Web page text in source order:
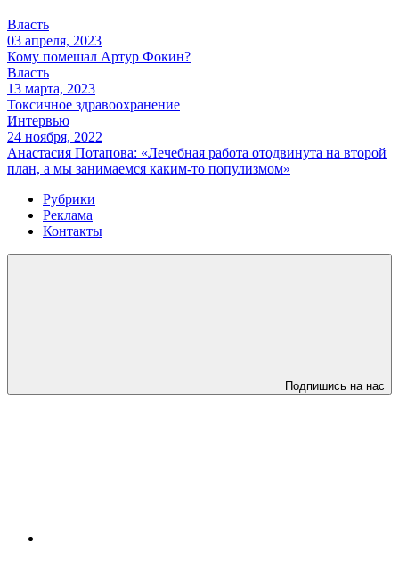
Власть
03 апреля, 2023
Кому помешал Артур Фокин?
Власть
13 марта, 2023
Токсичное здравоохранение
Интервью
24 ноября, 2022
Анастасия Потапова: «Лечебная работа отодвинута на второй
план, а мы занимаемся каким-то популизмом»
Рубрики
Реклама
Контакты
Подпишись на нас